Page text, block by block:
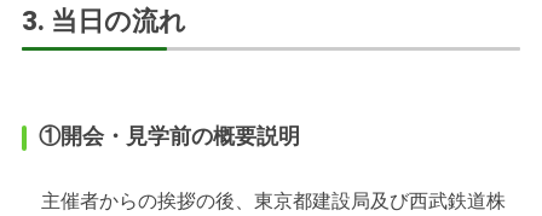
3. 当日の流れ
①開会・見学前の概要説明
主催者からの挨拶の後、東京都建設局及び西武鉄道株